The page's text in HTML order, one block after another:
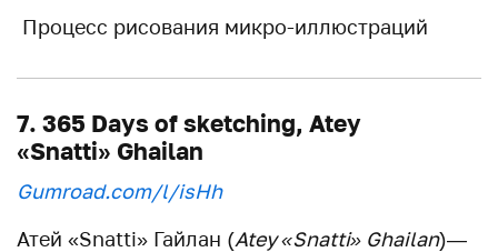
Процесс рисования микро-иллюстраций
7. 365 Days of sketching, Atey
«Snatti» Ghailan
Gumroad.com/l/isHh
Атей «Snatti» Гайлан (Atey «Snatti» Ghailan)—